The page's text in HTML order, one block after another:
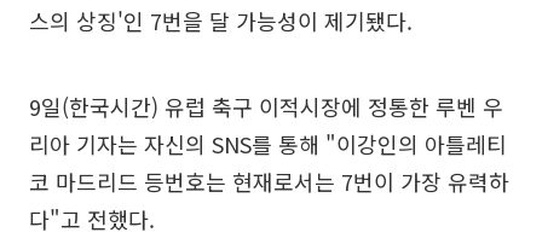
스의 상징'인 7번을 달 가능성이 제기됐다.
9일(한국시간) 유럽 축구 이적시장에 정통한 루벤 우
리아 기자는 자신의 SNS를 통해 "이강인의 아틀레티
코 마드리드 등번호는 현재로서는 7번이 가장 유력하
다"고 전했다.